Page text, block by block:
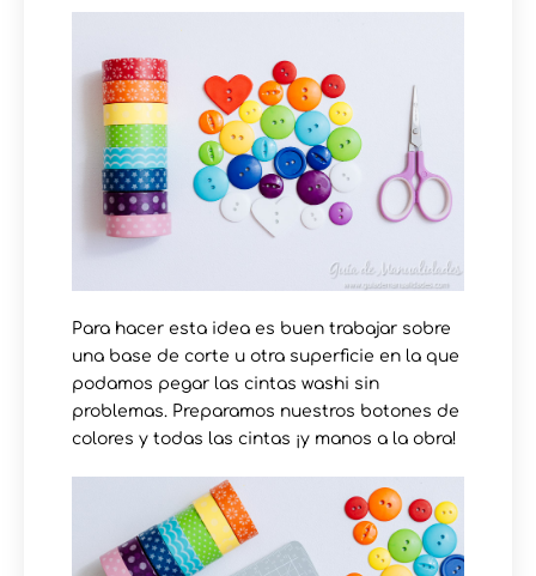
Para hacer esta idea es buen trabajar sobre
una base de corte u otra superficie en la que
podamos pegar las cintas washi sin
problemas. Preparamos nuestros botones de
colores y todas las cintas ¡y manos a la obra!